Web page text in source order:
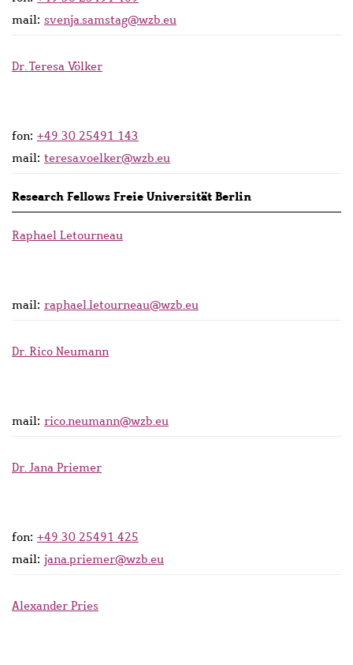
mail: svenja.samstag@wzb.eu
Dr. Teresa Völker
fon: +49 30 25491 143
mail: teresa.voelker@wzb.eu
Research Fellows Freie Universität Berlin
Raphael Letourneau
mail: raphael.letourneau@wzb.eu
Dr. Rico Neumann
mail: rico.neumann@wzb.eu
Dr. Jana Priemer
fon: +49 30 25491 425
mail: jana.priemer@wzb.eu
Alexander Pries